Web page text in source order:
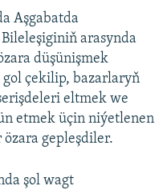
Aşgabatda
arasynda
düşünişmek
gol çekilip, bazarlaryň
eltmek we
etmek üçin niýetlenen
gepleşdiler.
şol wagt